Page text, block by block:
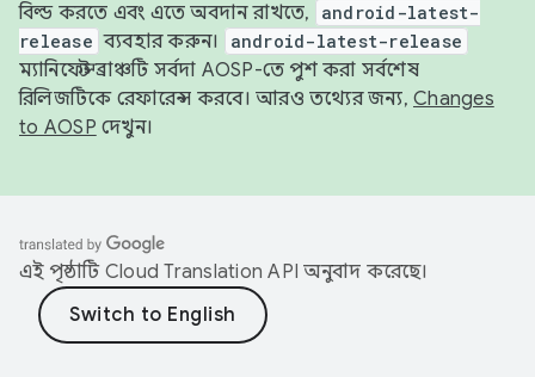
বিল্ড করতে এবং এতে অবদান রাখতে,
android-latest-
release ব্যবহার করুন। android-latest-release
ম্যানিফেস্ট ব্রাঞ্চটি সর্বদা AOSP-তে পুশ করা সর্বশেষ
রিলিজটিকে রেফারেন্স করবে। আরও তথ্যের জন্য, Changes
to AOSP দেখুন।
এই পৃষ্ঠাটি Cloud Translation API অনুবাদ করেছে।